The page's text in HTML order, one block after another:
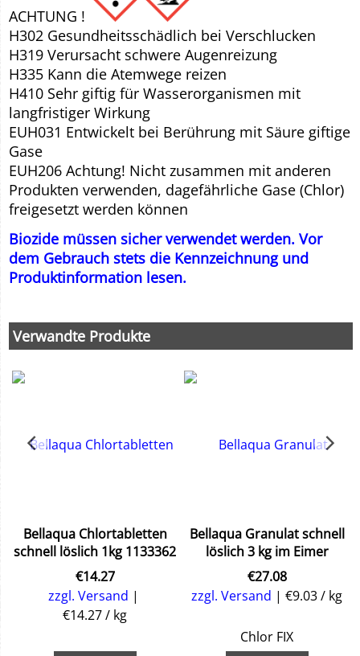
ACHTUNG !
H302 Gesundheitsschädlich bei Verschlucken
H319 Verursacht schwere Augenreizung
H335 Kann die Atemwege reizen
H410 Sehr giftig für Wasserorganismen mit
langfristiger Wirkung
EUH031 Entwickelt bei Berührung mit Säure giftige
Gase
EUH206 Achtung! Nicht zusammen mit anderen
Produkten verwenden, dagefährliche Gase (Chlor)
freigesetzt werden können
Biozide müssen sicher verwendet werden. Vor
dem Gebrauch stets die Kennzeichnung und
Produktinformation lesen.
Verwandte Produkte
Bellaqua Chlortabletten
schnell löslich 1kg 1133362
€14.27
zzgl. Versand
€14.27/ kg
Bellaqua Granulat schnell
löslich 3 kg im Eimer
€27.08
zzgl. Versand
€9.03/ kg
Chlor FIX